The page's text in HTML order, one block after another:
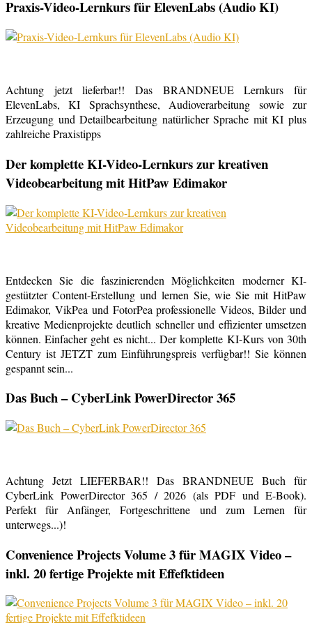
Praxis-Video-Lernkurs für ElevenLabs (Audio KI)
Achtung jetzt lieferbar!! Das BRANDNEUE Lernkurs für
ElevenLabs, KI Sprachsynthese, Audioverarbeitung sowie zur
Erzeugung und Detailbearbeitung natürlicher Sprache mit KI plus
zahlreiche Praxistipps
Der komplette KI-Video-Lernkurs zur kreativen
Videobearbeitung mit HitPaw Edimakor
Entdecken Sie die faszinierenden Möglichkeiten moderner KI-
gestützter Content-Erstellung und lernen Sie, wie Sie mit HitPaw
Edimakor, VikPea und FotorPea professionelle Videos, Bilder und
kreative Medienprojekte deutlich schneller und effizienter umsetzen
können. Einfacher geht es nicht... Der komplette KI-Kurs von 30th
Century ist JETZT zum Einführungspreis verfügbar!! Sie können
gespannt sein...
Das Buch – CyberLink PowerDirector 365
Achtung Jetzt LIEFERBAR!! Das BRANDNEUE Buch für
CyberLink PowerDirector 365 / 2026 (als PDF und E-Book).
Perfekt für Anfänger, Fortgeschrittene und zum Lernen für
unterwegs...)!
Convenience Projects Volume 3 für MAGIX Video –
inkl. 20 fertige Projekte mit Effefktideen